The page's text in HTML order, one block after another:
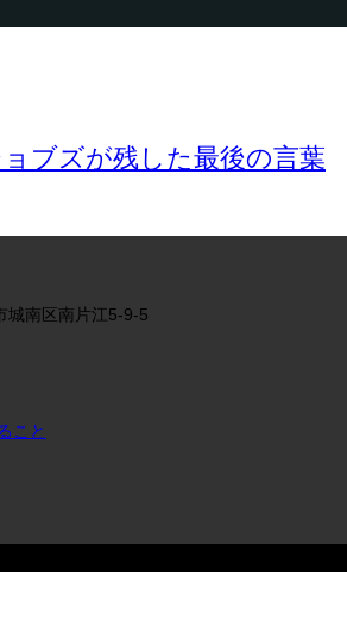
ブズが残した最後の言葉
城南区南片江5-9-5
こと